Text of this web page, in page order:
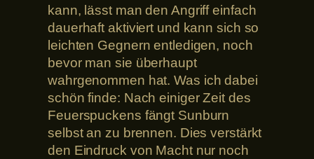
kann, lässt man den Angriff einfach
dauerhaft aktiviert und kann sich so
leichten Gegnern entledigen, noch
bevor man sie überhaupt
wahrgenommen hat. Was ich dabei
schön finde: Nach einiger Zeit des
Feuerspuckens fängt Sunburn
selbst an zu brennen. Dies verstärkt
den Eindruck von Macht nur noch